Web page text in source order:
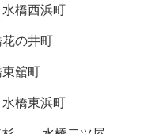
水橋西浜町
の井町
舘町
水橋東浜町